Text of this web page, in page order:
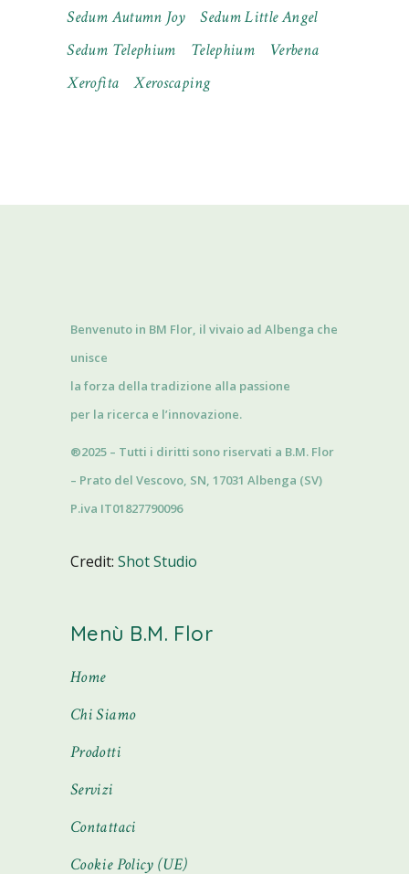
Sedum Autumn Joy
Sedum Little Angel
Sedum Telephium
Telephium
Verbena
Xerofita
Xeroscaping
Benvenuto in BM Flor, il vivaio ad Albenga che
unisce
la forza della tradizione alla passione
per la ricerca e l’innovazione.
®2025 – Tutti i diritti sono riservati a B.M. Flor
– Prato del Vescovo, SN, 17031 Albenga (SV)
P.iva IT01827790096
Credit:Shot Studio
Menù B.M. Flor
Home
Chi Siamo
Prodotti
Servizi
Contattaci
Cookie Policy (UE)